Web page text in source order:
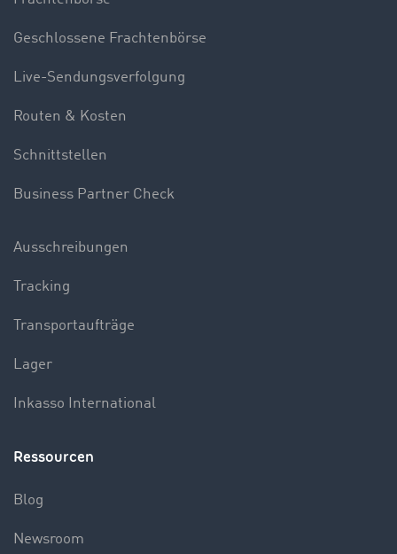
Geschlossene Frachtenbörse
Live-Sendungsverfolgung
Routen & Kosten
Schnittstellen
Business Partner Check
Ausschreibungen
Tracking
Transportaufträge
Lager
Inkasso International
Ressourcen
Blog
Newsroom